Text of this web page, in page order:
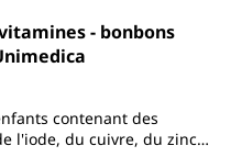
- bonbons
contenant des
l'iode, du cuivre, du zinc,